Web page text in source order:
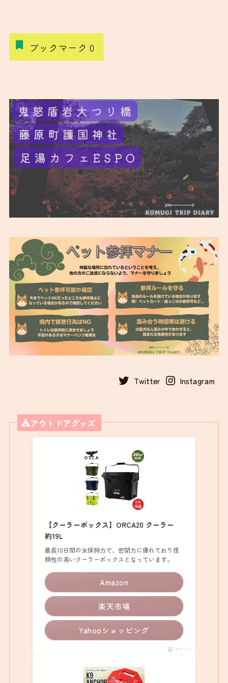
ブックマーク 0
Twitter Instagram
アウトドアグッズ
【クーラーボックス】ORCA20 クーラー
約19L
最長10日間の氷保持力で、密閉力に優れており信
頼性の高いクーラーボックスとなっています。
Amazon
楽天市場
Yahooショッピング
ポチップ